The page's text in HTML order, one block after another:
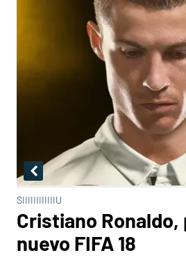
SIIIIIIIIIIIIU
Cristiano Ronaldo,
nuevo FIFA 18